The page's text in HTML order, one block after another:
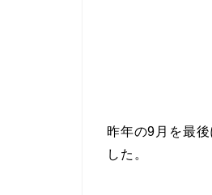
昨年の9月を最
した。